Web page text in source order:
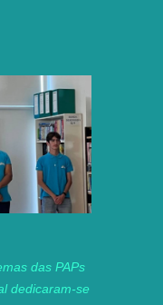
das PAPs
dedicaram-se